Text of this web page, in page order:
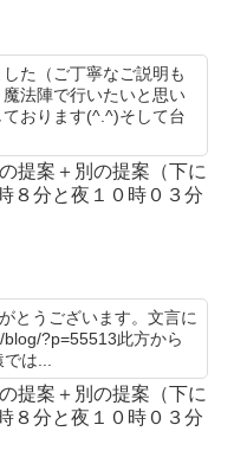
た（ご丁寧なご説明も
法陣で行いたいと思い
おります(^.^)そして台
提案＋別の提案（下に
分と夜１０時０３分
とうございます。文言に
?p=55513此方から
は...
提案＋別の提案（下に
分と夜１０時０３分